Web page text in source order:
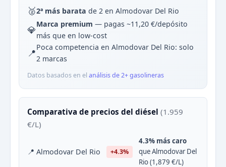
🥈2ª más barata de 2 en Almodovar Del Rio
💎Marca premium — pagas ~11,20 €/depósito
más que en low-cost
📍Poca competencia en Almodovar Del Rio: solo
2 marcas
Datos basados en el análisis de 2+ gasolineras
Comparativa de precios del diésel (1.959
€/L)
📍 Almodovar Del Rio +4.3%
4.3% más caro
que Almodovar Del
Rio (1,879 €/L)